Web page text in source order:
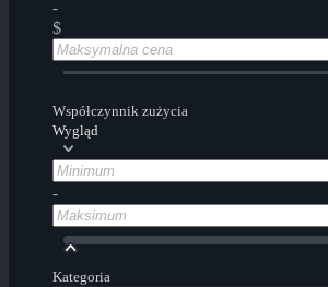
-
$
Współczynnik zużycia
Wygląd
-
Kategoria